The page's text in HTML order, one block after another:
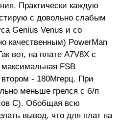
Практически каждую
с довольно слабым
Genius Venus и со
качественным) PowerMan
вот, на плате A7V8X с
FSB
- 180Мгерц. При
меньше грелся с б/п
C). Обобщая всю
вывод, что для плат на